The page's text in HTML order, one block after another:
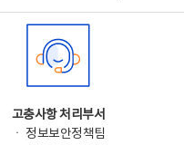
고충사항 처리부서
ㆍ 정보보안정책팀